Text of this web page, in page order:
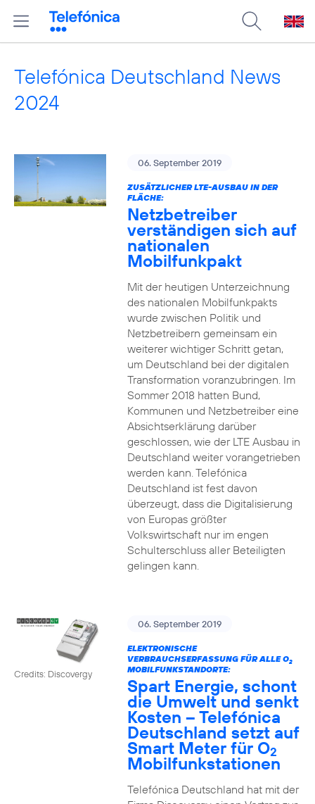
Telefónica Deutschland News
2024
06. September 2019
ZUSÄTZLICHER LTE-AUSBAU IN DER
FLÄCHE:
Netzbetreiber
verständigen sich auf
nationalen
Mobilfunkpakt
Mit der heutigen Unterzeichnung
des nationalen Mobilfunkpakts
wurde zwischen Politik und
Netzbetreibern gemeinsam ein
weiterer wichtiger Schritt getan,
um Deutschland bei der digitalen
Transformation voranzubringen. Im
Sommer 2018 hatten Bund,
Kommunen und Netzbetreiber eine
Absichtserklärung darüber
geschlossen, wie der LTE Ausbau in
Deutschland weiter vorangetrieben
werden kann. Telefónica
Deutschland ist fest davon
überzeugt, dass die Digitalisierung
von Europas größter
Volkswirtschaft nur im engen
Schulterschluss aller Beteiligten
gelingen kann.
Credits: Discovergy
06. September 2019
ELEKTRONISCHE
VERBRAUCHSERFASSUNG FÜR ALLE O2
MOBILFUNKSTANDORTE:
Spart Energie, schont
die Umwelt und senkt
Kosten – Telefónica
Deutschland setzt auf
Smart Meter für O2
Mobilfunkstationen
Telefónica Deutschland hat mit der